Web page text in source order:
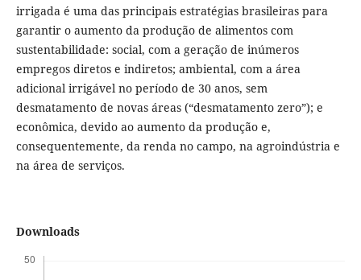
irrigada é uma das principais estratégias brasileiras para
garantir o aumento da produção de alimentos com
sustentabilidade: social, com a geração de inúmeros
empregos diretos e indiretos; ambiental, com a área
adicional irrigável no período de 30 anos, sem
desmatamento de novas áreas (“desmatamento zero”); e
econômica, devido ao aumento da produção e,
consequentemente, da renda no campo, na agroindústria e
na área de serviços.
Downloads